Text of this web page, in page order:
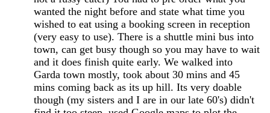
wanted the night before and state what time you
wished to eat using a booking screen in reception
(very easy to use). There is a shuttle mini bus into
town, can get busy though so you may have to wait
and it does finish quite early. We walked into
Garda town mostly, took about 30 mins and 45
mins coming back as its up hill. Its very doable
though (my sisters and I are in our late 60's) didn't